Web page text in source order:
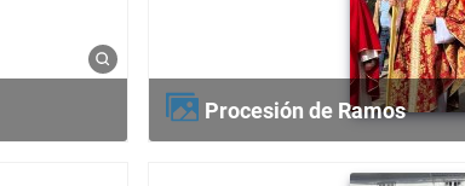
Procesión de Ramos